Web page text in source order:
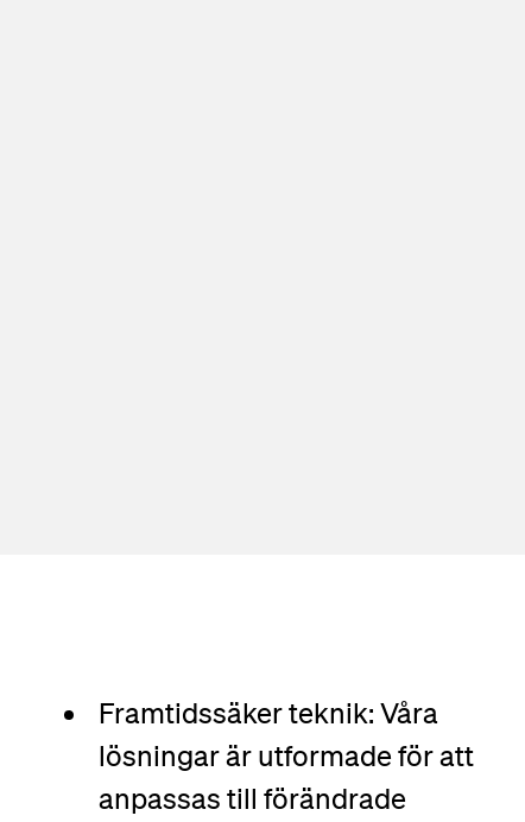
Framtidssäker teknik: Våra
lösningar är utformade för att
anpassas till förändrade